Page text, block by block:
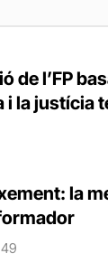
de l’FP
i la justícia
la